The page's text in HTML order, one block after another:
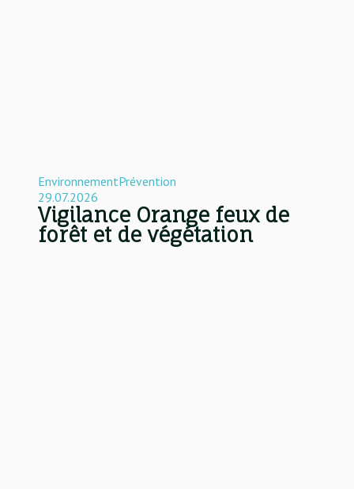
EnvironnementPrévention
29.07.2026
Vigilance Orange feux de
forêt et de végétation